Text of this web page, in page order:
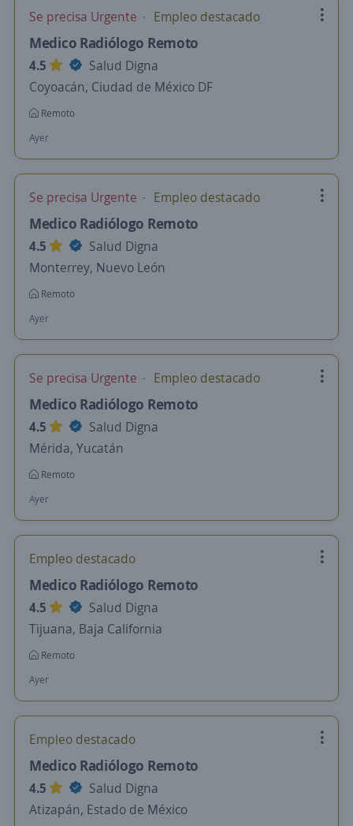
Se precisa Urgente Empleo destacado
Medico Radiólogo Remoto
4.5
Salud Digna
Coyoacán, Ciudad de México DF
Remoto
Ayer
Se precisa Urgente Empleo destacado
Medico Radiólogo Remoto
4.5
Salud Digna
Monterrey, Nuevo León
Remoto
Ayer
Se precisa Urgente Empleo destacado
Medico Radiólogo Remoto
4.5
Salud Digna
Mérida, Yucatán
Remoto
Ayer
Empleo destacado
Medico Radiólogo Remoto
4.5
Salud Digna
Tijuana, Baja California
Remoto
Ayer
Empleo destacado
Medico Radiólogo Remoto
4.5
Salud Digna
Atizapán, Estado de México